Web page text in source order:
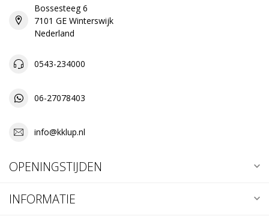
Bossesteeg 6
7101 GE Winterswijk
Nederland
0543-234000
06-27078403
info@kklup.nl
OPENINGSTIJDEN
INFORMATIE